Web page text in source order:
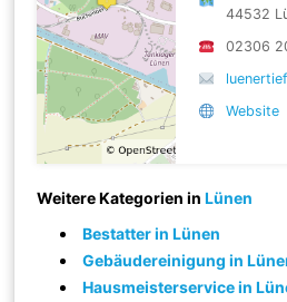
44532
02306
Website
Weitere Kategorien inLünen
Bestatter in Lünen
Gebäudereinigung in
Hausmeisterservice in